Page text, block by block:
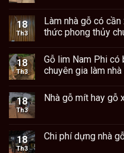
18
Th3
Làm nhà gỗ có
thức phong thủy
18
Th3
Gỗ lim Nam Phi có
chuyên gia làm
18
Th3
Nhà gỗ mít hay gỗ
18
Th3
Chi phí dựng nhà